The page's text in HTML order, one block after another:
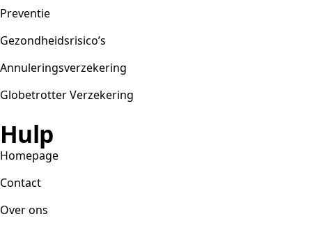
Preventie
Gezondheidsrisico’s
Annuleringsverzekering
Globetrotter Verzekering
Hulp
Homepage
Contact
Over ons